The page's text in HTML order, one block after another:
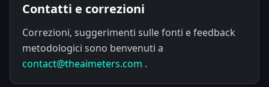
Contatti e correzioni
Correzioni, suggerimenti sulle fonti e feedback
metodologici sono benvenuti a
contact@theaimeters.com .